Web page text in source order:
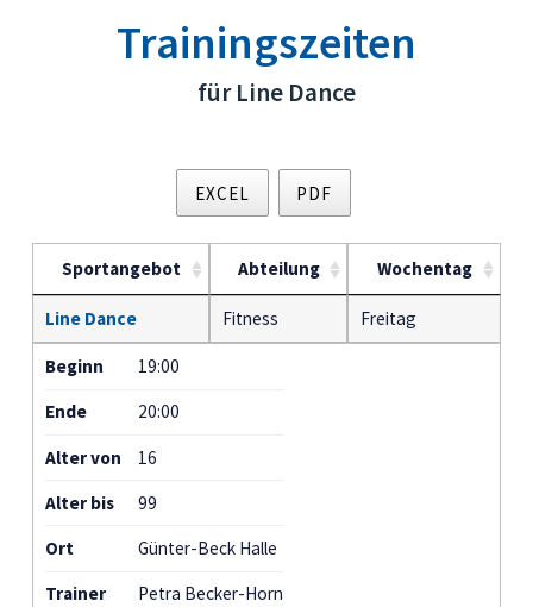
Trainingszeiten
für Line Dance
EXCEL PDF
Sportangebot Abteilung Wochentag
Line Dance Fitness Freitag
Beginn 19:00
Ende 20:00
Alter von 16
Alter bis 99
Ort Günter-Beck Halle
Trainer Petra Becker-Horn